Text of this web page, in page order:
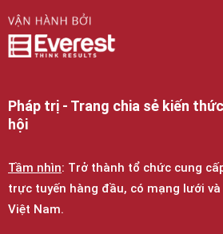
Pháp trị - Trang chia sẻ kiến
hội
Tầm nhìn: Trở thành tổ chức cung
trực tuyến hàng đầu, có mạng lưới
Việt Nam.